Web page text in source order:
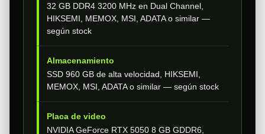
32 GB DDR4 3200 MHz en Dual Channel,
HIKSEMI, MEMOX, MSI, ADATA o similar —
según stock
Almacenamiento
SSD 960 GB de alta velocidad, HIKSEMI,
MEMOX, MSI, ADATA o similar — según stock
Placa de video
NVIDIA GeForce RTX 5050 8 GB GDDR6,